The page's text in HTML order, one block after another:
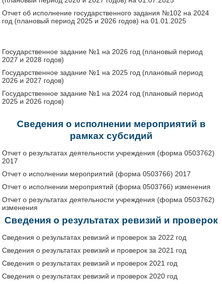
Отчет об исполнение государственного задания №102 на 2024
год (плановый период 2025 и 2026 годов) на 01.01.2025
Государственное задание №1 на 2026 год (плановый период
2027 и 2028 годов)
Государственное задание №1 на 2025 год (плановый период
2026 и 2027 годов)
Государственное задание №1 на 2024 год (плановый период
2025 и 2026 годов)
Сведения о исполнении мероприятий в
рамках субсидий
Отчет о результатах деятельности учреждения (форма 0503762)
2017
Отчет о исполнении мероприятий (форма 0503766) 2017
Отчет о исполнении мероприятий (форма 0503766) изменения
Отчет о результатах деятельности учреждения (форма 0503762)
изменения
Сведения о результатах ревизий и проверок
Сведения о результатах ревизий и проверок за 2022 год
Сведения о результатах ревизий и проверок за 2021 год
Сведения о результатах ревизий и проверок 2021 год
Сведения о результатах ревизий и проверок 2020 год